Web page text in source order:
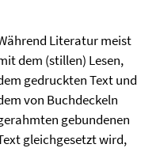
Literatur meist
dem (stillen) Lesen,
gedruckten Text und
von Buchdeckeln
gebundenen
gleichgesetzt wird,